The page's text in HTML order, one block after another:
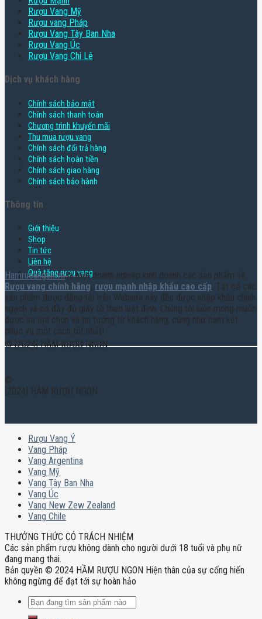
Rượu Vang Mỹ
Rượu vang Pháp
Rượu Vang Tây Ban Nha
Rượu Vang Úc
Rượu Vang Chi Lê
Dịch vụ khách hàng
Chính sách bảo mật
Chính sách thanh toán
Chương trình khuyến mãi
Thu mua rượu vang
Chính sách đổi trả hàng
Chính sách hoàn tiền
Chính sách giao hàng
Chính sách bảo hành
Thông tin
Giới thiệu
Shop
Tin tức
Liên hệ
Quà tặng rượu vang
Hamruoungon.vnlà một doanh nghiệp kinh doanh các sản phẩm về
Rượu vang chính hãng, rượu mạnh nhập khẩu cao cấp. Tất cả các
sản phẩm được đăng tải trên Website này đều được nhập khẩu chính
ngạch và có đầy đủ giấy tờ theo luật định. Chúng tôi luôn mong muốn
được sự lựa chọn và tin tưởng từ khách hàng, cũng như cam kết
phục vụ một cách tốt nhất!
© [2024] HẦM RƯỢU NGON
©
[2024] HẦM RƯỢU NGON
Rượu Vang Ý
Vang Pháp
Vang Argentina
Vang Mỹ
Vang Tây Ban Nha
Vang Úc
Vang New Zew Zealand
Vang Chile
THƯỞNG THỨC CÓ TRÁCH NHIỆM
Các sản phẩm rượu không dành cho người dưới 18 tuổi và phụ nữ
đang mang thai.
Bản quyền © 2024 HẦM RƯỢU NGON Hiện thân của sự cống hiến
không ngừng để đạt tới sự hoàn hảo
Tìm
kiếm: